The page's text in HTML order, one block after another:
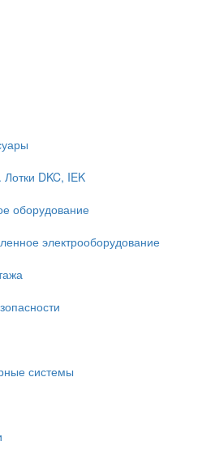
DKC, IEK
оборудование
электрооборудование
системы